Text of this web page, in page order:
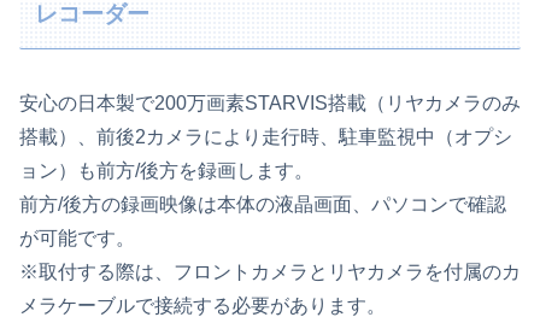
レコーダー
安心の日本製で200万画素STARVIS搭載（リヤカメラのみ
搭載）、前後2カメラにより走行時、駐車監視中（オプシ
ョン）も前方/後方を録画します。
前方/後方の録画映像は本体の液晶画面、パソコンで確認
が可能です。
※取付する際は、フロントカメラとリヤカメラを付属のカ
メラケーブルで接続する必要があります。